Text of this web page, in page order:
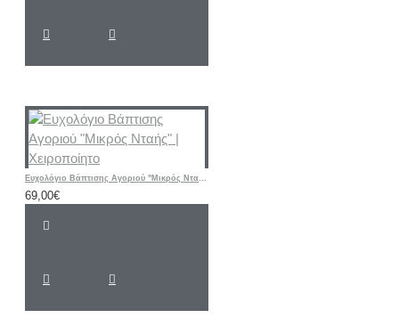
Ευχολόγιο Βάπτισης Αγοριού "Μικρός Νταής" | Χειροποίητο
69,00€